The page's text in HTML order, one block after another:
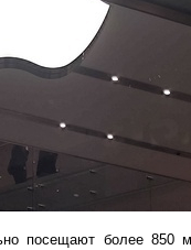
посещают более 850